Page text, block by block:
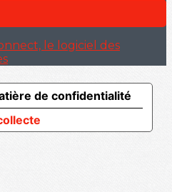
le logiciel des
de confidentialité